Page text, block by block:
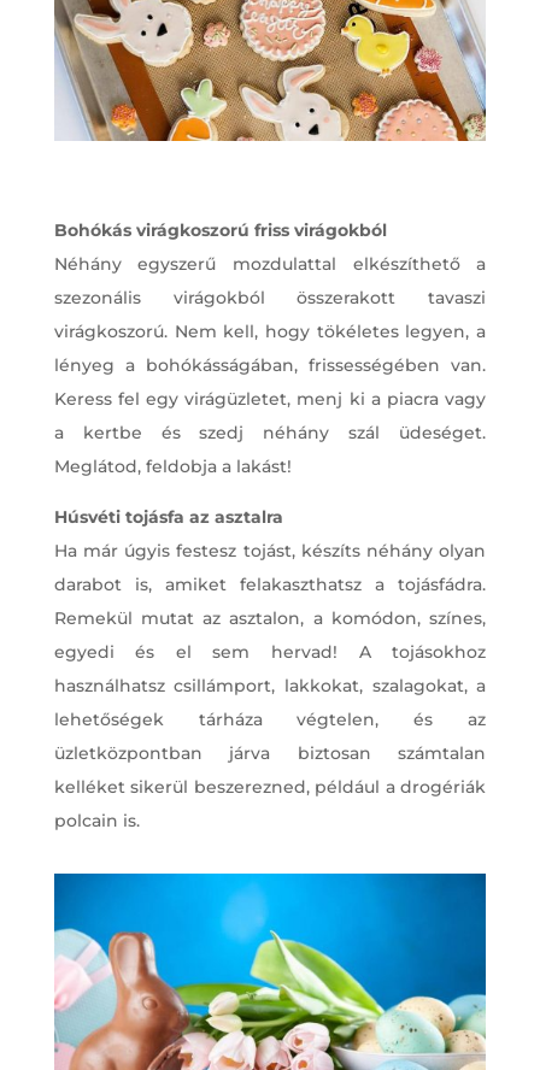
Bohókás virágkoszorú friss virágokból
Néhány egyszerű mozdulattal elkészíthető a
szezonális virágokból összerakott tavaszi
virágkoszorú. Nem kell, hogy tökéletes legyen, a
lényeg a bohókásságában, frissességében van.
Keress fel egy virágüzletet, menj ki a piacra vagy
a kertbe és szedj néhány szál üdeséget.
Meglátod, feldobja a lakást!
Húsvéti tojásfa az asztalra
Ha már úgyis festesz tojást, készíts néhány olyan
darabot is, amiket felakaszthatsz a tojásfádra.
Remekül mutat az asztalon, a komódon, színes,
egyedi és el sem hervad! A tojásokhoz
használhatsz csillámport, lakkokat, szalagokat, a
lehetőségek tárháza végtelen, és az
üzletközpontban járva biztosan számtalan
kelléket sikerül beszerezned, például a drogériák
polcain is.